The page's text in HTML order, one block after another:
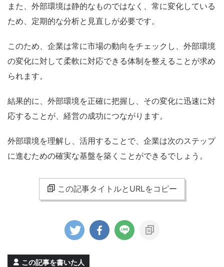
また、外部環境は静的なものではなく、常に変化している
ため、定期的な分析と見直しが必要です。
このため、企業は常に市場の動向をチェックし、外部環境
の変化に対して柔軟に対応できる体制を整えることが求め
られます。
結果的に、外部環境を正確に把握し、その変化に迅速に対
応することが、経営の成功につながります。
外部環境を理解し、活用することで、企業は次のステップ
に進むための確実な基盤を築くことができるでしょう。
この記事タイトルとURLをコピー
この記事を書いた人